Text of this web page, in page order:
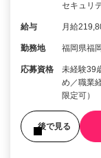
セキュリ
給与 月給
勤務地 福岡県福
応募資格
未経験39
め／職業
限定可）
後で見る